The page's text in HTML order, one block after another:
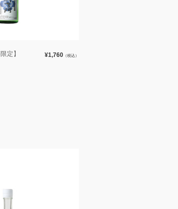
定】 ¥1,760 （税込）